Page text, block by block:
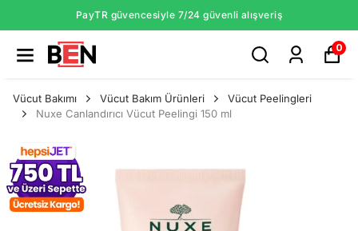
PayTR güvencesiyle 7/24 güvenli alışveriş
0
Vücut Bakımı Vücut Bakım Ürünleri
Vücut Peelingleri
Nuxe Canlandırıcı Vücut Peelingi 150 ml